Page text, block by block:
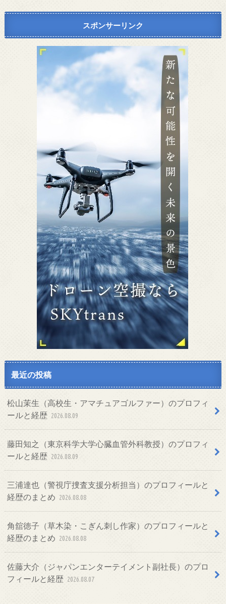
スポンサーリンク
最近の投稿
松山茉生（高校生・アマチュアゴルファー）のプロフィ
ールと経歴 2026.08.09
藤田知之（東京科学大学心臓血管外科教授）のプロフィ
ールと経歴 2026.08.09
三浦達也（警視庁捜査支援分析担当）のプロフィールと
経歴のまとめ 2026.08.08
角舘徳子（草木染・こぎん刺し作家）のプロフィールと
経歴のまとめ 2026.08.08
佐藤大介（ジャパンエンターテイメント副社長）のプロ
フィールと経歴 2026.08.07